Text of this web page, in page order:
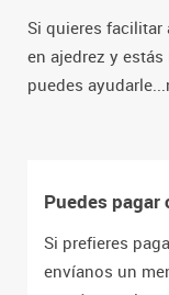
Si quieres facilitar
en ajedrez y
puedes
Puedes pagar
Si prefieres
envíanos un